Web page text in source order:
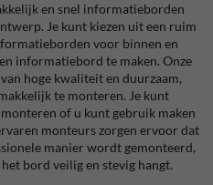
en snel informatieborden
Je kunt kiezen uit een ruim
voor binnen en
informatiebord te maken. Onze
hoge kwaliteit en duurzaam,
te monteren. Je kunt
of u kunt gebruik maken
monteurs zorgen ervoor dat
manier wordt gemonteerd,
bord veilig en stevig hangt.